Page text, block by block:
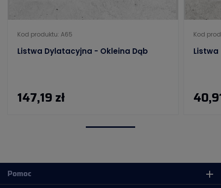
Kod produktu: A65
Listwa Dylatacyjna - Okleina Dąb
147,19 zł
Kod
Listwa
Pomoc add